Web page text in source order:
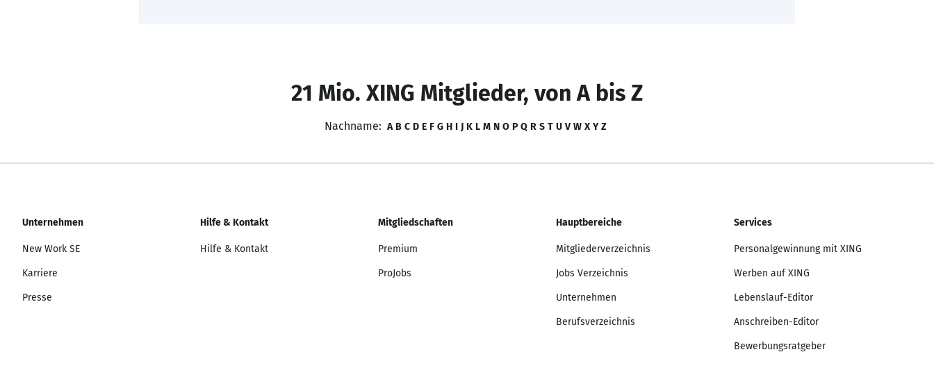
21 Mio. XING Mitglieder, von A bis Z
Nachname: A B C D E F G H I J K L M N O P Q R S T U V W X Y Z
Unternehmen
New Work SE
Karriere
Presse
Hilfe & Kontakt
Hilfe & Kontakt
Mitgliedschaften
Premium
ProJobs
Hauptbereiche
Mitgliederverzeichnis
Jobs Verzeichnis
Unternehmen
Berufsverzeichnis
Services
Personalgewinnung mit XING
Werben auf XING
Lebenslauf-Editor
Anschreiben-Editor
Bewerbungsratgeber